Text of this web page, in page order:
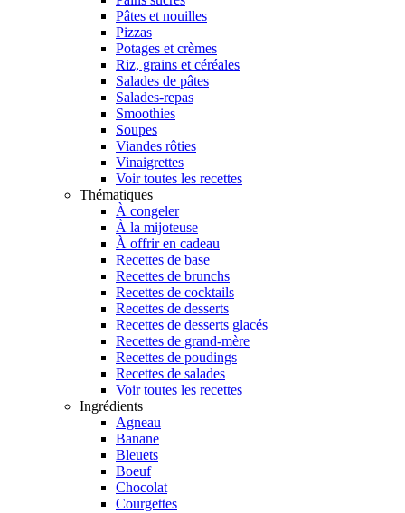
Pâtes et nouilles
Pizzas
Potages et crèmes
Riz, grains et céréales
Salades de pâtes
Salades-repas
Smoothies
Soupes
Viandes rôties
Vinaigrettes
Voir toutes les recettes
Thématiques
À congeler
À la mijoteuse
À offrir en cadeau
Recettes de base
Recettes de brunchs
Recettes de cocktails
Recettes de desserts
Recettes de desserts glacés
Recettes de grand-mère
Recettes de poudings
Recettes de salades
Voir toutes les recettes
Ingrédients
Agneau
Banane
Bleuets
Boeuf
Chocolat
Courgettes